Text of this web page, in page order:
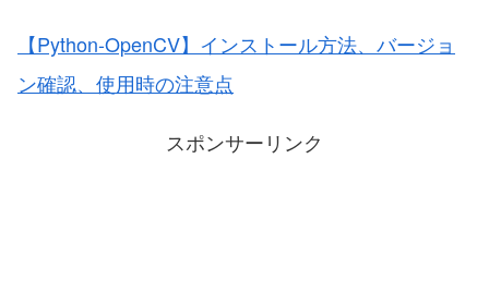
【Python-OpenCV】インストール方法、バージョ
ン確認、使用時の注意点
スポンサーリンク